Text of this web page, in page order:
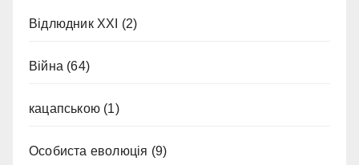
Відлюдник XXI (2)
Війна (64)
кацапською (1)
Особиста еволюція (9)